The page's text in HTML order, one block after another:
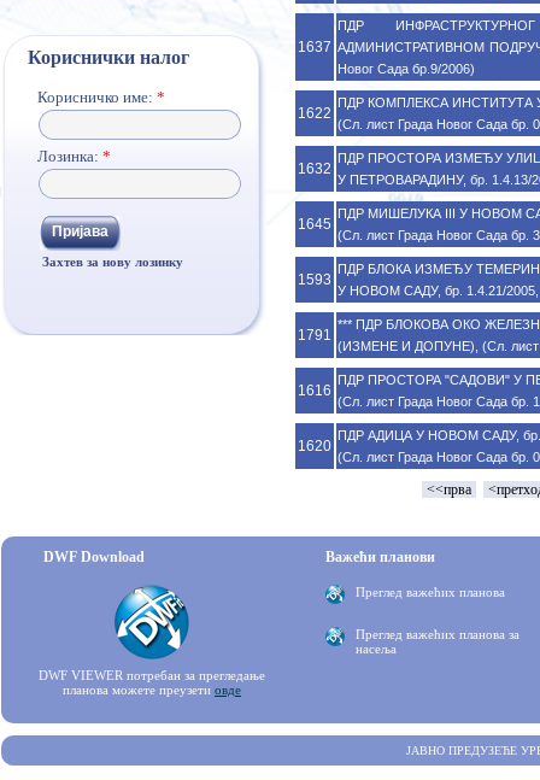
1637
ПДР
АДМИНИСТРАТИВНОМ
Новог Сада бр.9/2006)
1622
ПДР КОМПЛЕКСА ИНСТИТУТА
(Сл. лист Града Новог Сада бр.
1632
ПДР ПРОСТОРА ИЗМЕЂУ
У ПЕТРОВАРАДИНУ, бр. 1.4.13/
1645
ПДР МИШЕЛУКА III У НОВОМ
(Сл. лист Града Новог Сада бр.
1593
ПДР БЛОКА ИЗМЕЂУ
У НОВОМ САДУ, бр. 1.4.21/2005,
1791
*** ПДР БЛОКОВА ОКО
(ИЗМЕНЕ И ДОПУНЕ), (Сл. лист
1616
ПДР ПРОСТОРА "САДОВИ" У
(Сл. лист Града Новог Сада бр.
1620
ПДР АДИЦА У НОВОМ САДУ, бр.
(Сл. лист Града Новог Сада бр.
<<прва
Кориснички налог
Корисничко име: *
Лозинка: *
Захтев за нову лозинку
DWF Download
DWF VIEWER потребан за прегледање
планова можете преузети овде
Важећи планови
Преглед важећих планова
Преглед важећих планова за
насеља
ЈАВНО ПРЕДУЗЕЋЕ